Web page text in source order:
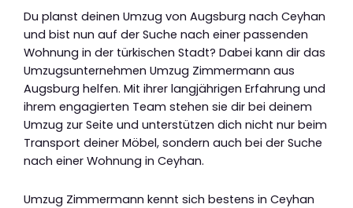
Du planst deinen Umzug von Augsburg nach Ceyhan
und bist nun auf der Suche nach einer passenden
Wohnung in der türkischen Stadt? Dabei kann dir das
Umzugsunternehmen Umzug Zimmermann aus
Augsburg helfen. Mit ihrer langjährigen Erfahrung und
ihrem engagierten Team stehen sie dir bei deinem
Umzug zur Seite und unterstützen dich nicht nur beim
Transport deiner Möbel, sondern auch bei der Suche
nach einer Wohnung in Ceyhan.
Umzug Zimmermann kennt sich bestens in Ceyhan